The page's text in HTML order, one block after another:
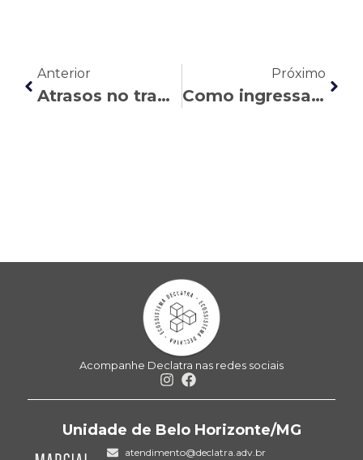
Anterior
Atrasos no trabalho: quais punições o trabalhador pode sofrer?
Próximo
Como ingressar com uma ação por dano existencial
Acompanhe Declatra nas redes sociais
Unidade de Belo Horizonte/MG
atendimento@declatra.adv.br